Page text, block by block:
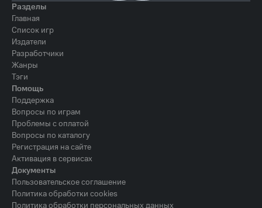
Разделы
Главная
Список игр
Издатели
Разработчики
Жанры
Тэги
Помощь
Поддержка
Вопросы по играм
Проблемы с оплатой
Вопросы по каталогу
Регистрация на сайте
Активация в сервисах
Документы
Пользовательское соглашение
Политика обработки cookies
Политика обработки персональных данных